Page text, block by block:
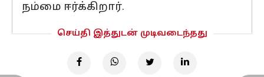
நம்மை ஈர்க்கிறார்.
செய்தி இத்துடன் முடிவடைந்தது